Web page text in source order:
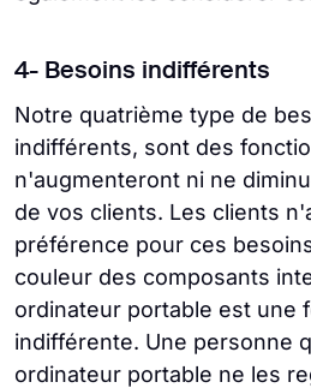
4- Besoins indifférents
Notre quatrième type de
indifférents, sont des
n'augmenteront ni ne
de vos clients. Les clients
préférence pour ces
couleur des composants
ordinateur portable est une
indifférente. Une personne
ordinateur portable ne les